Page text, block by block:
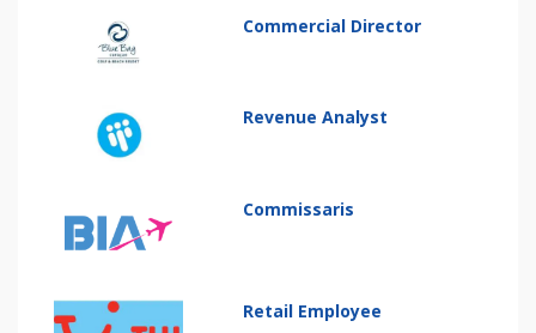
Commercial Director
Revenue Analyst
Commissaris
Retail Employee